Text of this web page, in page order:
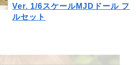
Ver. 1/6スケールMJDドール フ
ルセット